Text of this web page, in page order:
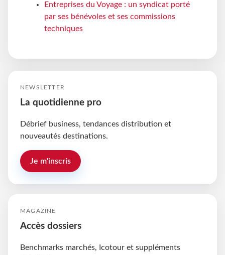
Entreprises du Voyage : un syndicat porté
par ses bénévoles et ses commissions
techniques
NEWSLETTER
La quotidienne pro
Débrief business, tendances distribution et
nouveautés destinations.
Je m'inscris
MAGAZINE
Accès dossiers
Benchmarks marchés, Icotour et suppléments